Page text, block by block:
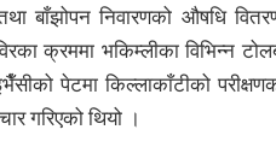
बाँझोपन निवारणको औषधि
क्रममा भकिम्लीका विभिन्न
पेटमा किल्लाकाँटीको
गरिएको थियो ।